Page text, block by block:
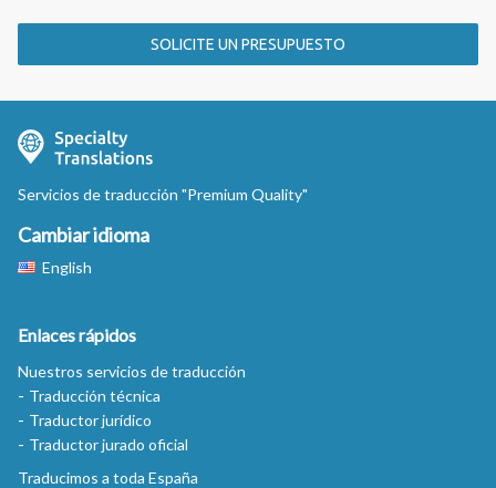
SOLICITE UN PRESUPUESTO
Servicios de traducción "Premium Quality"
Cambiar idioma
English
Enlaces rápidos
Nuestros servicios de traducción
Traducción técnica
Traductor jurídico
Traductor jurado oficial
Traducimos a toda España